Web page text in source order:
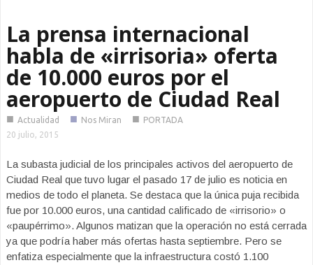
La prensa internacional
habla de «irrisoria» oferta
de 10.000 euros por el
aeropuerto de Ciudad Real
■ Actualidad ■ Nos Miran ■ PORTADA
20 julio, 2015
La subasta judicial de los principales activos del aeropuerto de
Ciudad Real que tuvo lugar el pasado 17 de julio es noticia en
medios de todo el planeta. Se destaca que la única puja recibida
fue por 10.000 euros, una cantidad calificado de «irrisorio» o
«paupérrimo». Algunos matizan que la operación no está cerrada
ya que podría haber más ofertas hasta septiembre. Pero se
enfatiza especialmente que la infraestructura costó 1.100